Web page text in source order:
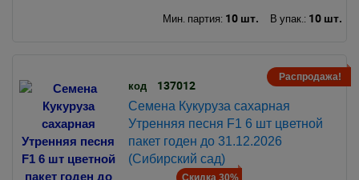
Мин. партия: 10 шт. В упак.: 10 шт.
Распродажа!
код 137012
Семена Кукуруза сахарная
Утренняя песня F1 6 шт цветной
пакет годен до 31.12.2026
(Сибирский сад)